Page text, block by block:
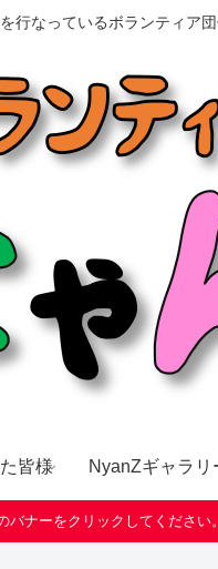
行なっているボランティア
皆様 NyanZギャラリ
ナーをクリックしてください